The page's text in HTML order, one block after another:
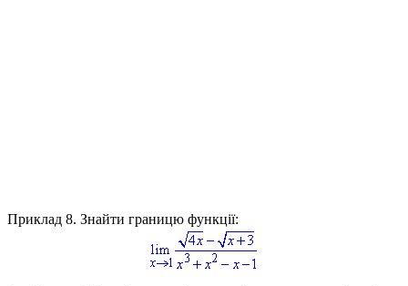
Приклад 8. Знайти границю функції: